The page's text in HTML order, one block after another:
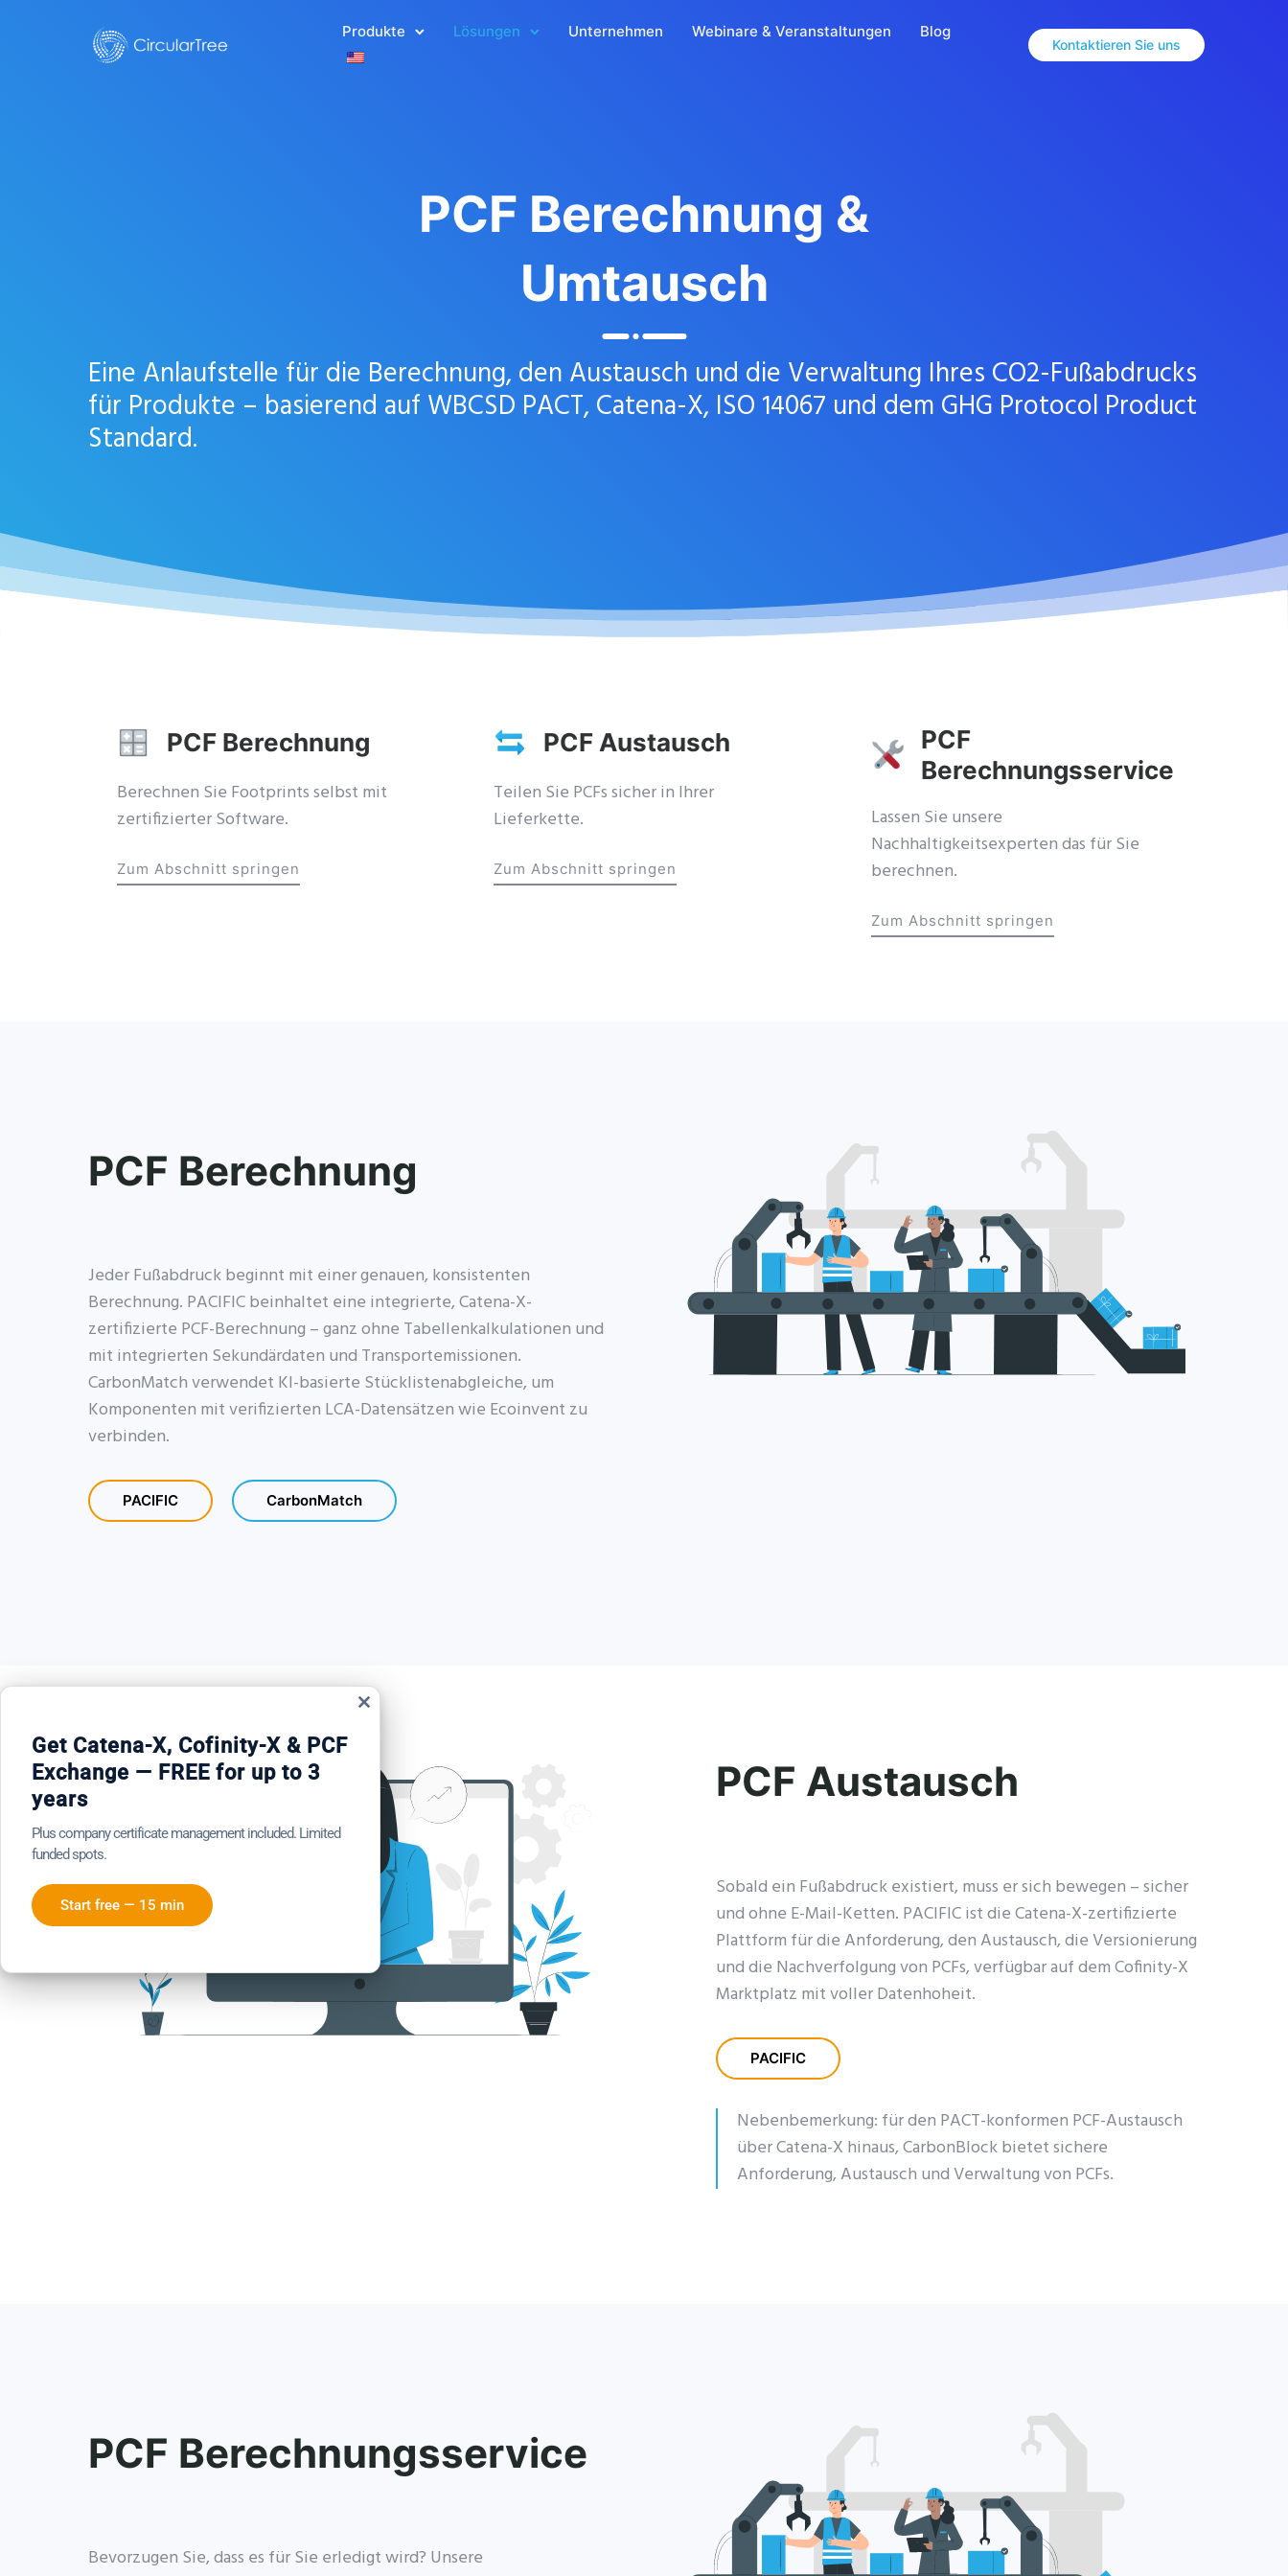
Produkte Lösungen Unternehmen Webinare & Veranstaltungen Blog
Kontaktieren Sie uns
PCF Berechnung &
Umtausch
Eine Anlaufstelle für die Berechnung, den Austausch und die Verwaltung Ihres CO2-Fußabdrucks
für Produkte – basierend auf WBCSD PACT, Catena-X, ISO 14067 und dem GHG Protocol Product
Standard.
PCF Berechnung
Berechnen Sie Footprints selbst mit
zertifizierter Software.
Zum Abschnitt springen
PCF Austausch
Teilen Sie PCFs sicher in Ihrer
Lieferkette.
Zum Abschnitt springen
PCF
Berechnungsservice
Lassen Sie unsere
Nachhaltigkeitsexperten das für Sie
berechnen.
Zum Abschnitt springen
PCF Berechnung
Jeder Fußabdruck beginnt mit einer genauen, konsistenten
Berechnung. PACIFIC beinhaltet eine integrierte, Catena-X-
zertifizierte PCF-Berechnung – ganz ohne Tabellenkalkulationen und
mit integrierten Sekundärdaten und Transportemissionen.
CarbonMatch verwendet KI-basierte Stücklistenabgleiche, um
Komponenten mit verifizierten LCA-Datensätzen wie Ecoinvent zu
verbinden.
PACIFIC CarbonMatch
PCF Austausch
Sobald ein Fußabdruck existiert, muss er sich bewegen – sicher
und ohne E-Mail-Ketten. PACIFIC ist die Catena-X-zertifizierte
Plattform für die Anforderung, den Austausch, die Versionierung
und die Nachverfolgung von PCFs, verfügbar auf dem Cofinity-X
Marktplatz mit voller Datenhoheit.
PACIFIC
Nebenbemerkung: für den PACT-konformen PCF-Austausch
über Catena-X hinaus,CarbonBlockbietet sichere
Anforderung, Austausch und Verwaltung von PCFs.
PCF Berechnungsservice
Bevorzugen Sie, dass es für Sie erledigt wird? Unsere
Get Catena-X, Cofinity-X & PCF
Exchange — FREE for up to 3
years
Plus company certificate management included. Limited
funded spots.
Start free — 15 min